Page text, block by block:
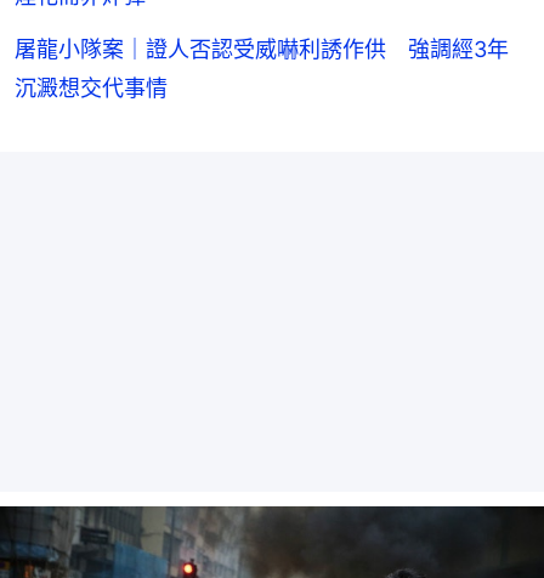
屠龍小隊案｜證人否認受威嚇利誘作供 強調經3年
沉澱想交代事情